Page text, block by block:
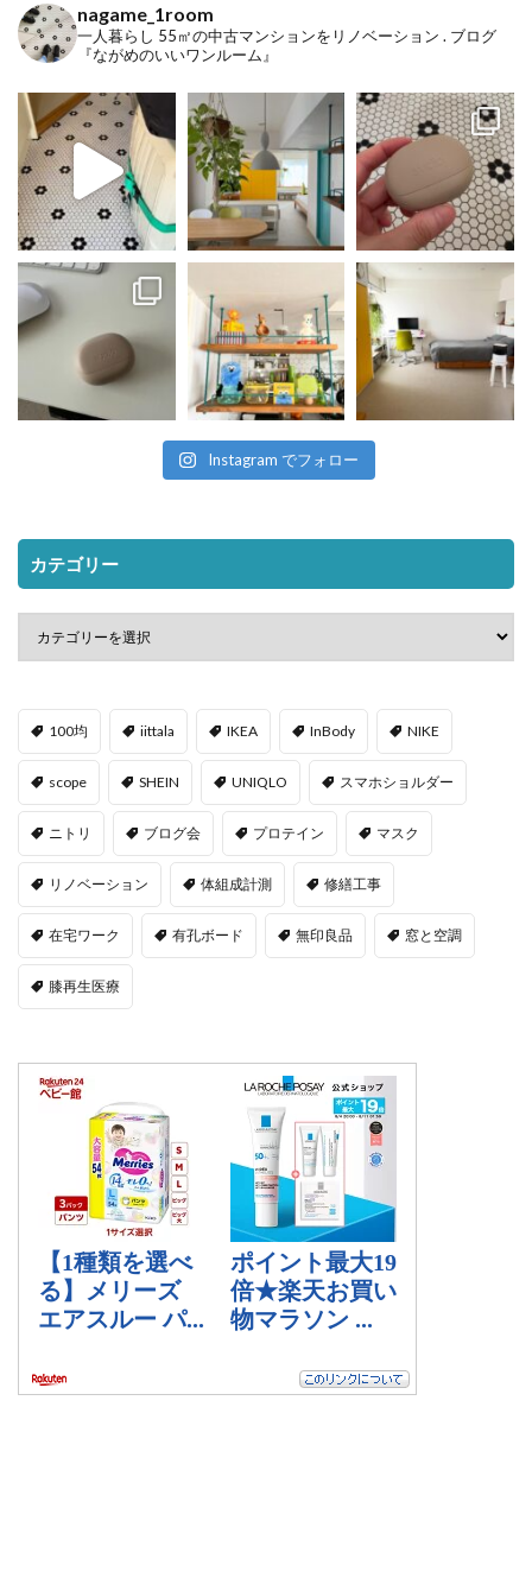
nagame_1room
一人暮らし 55㎡の中古マンションをリノベーション . ブログ
『ながめのいいワンルーム』
Instagram でフォロー
カテゴリー
100均 iittala IKEA InBody NIKE
scope SHEIN UNIQLO スマホショルダー
ニトリ ブログ会 プロテイン マスク
リノベーション 体組成計測 修繕工事
在宅ワーク 有孔ボード 無印良品 窓と空調
膝再生医療